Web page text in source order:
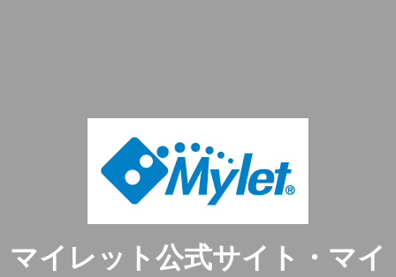
マイレット公式サイト・マイ